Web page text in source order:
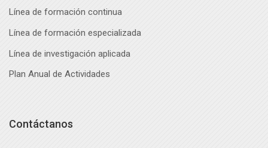
Línea de formación continua
Línea de formación especializada
Línea de investigación aplicada
Plan Anual de Actividades
Contáctanos